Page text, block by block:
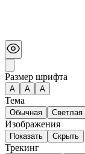
Размер шрифта
А A A
Тема
Обычная Светлая
Изображения
Показать Скрыть
Трекинг